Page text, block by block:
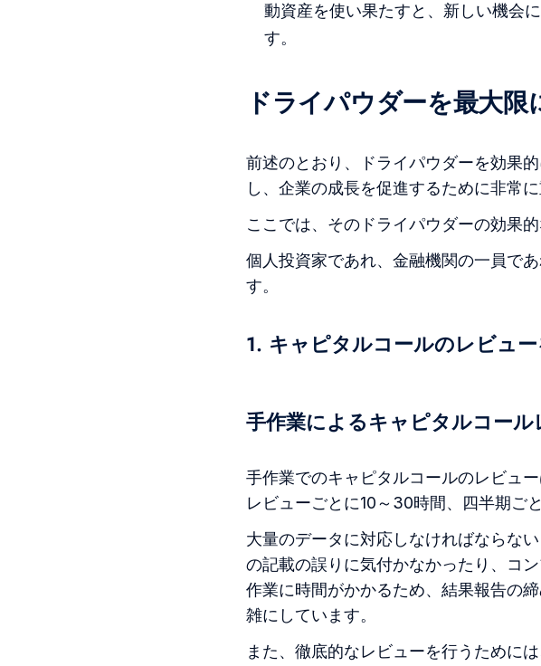
動資産を使い果たすと、新しい機会
す。
ドライパウダーを最大
前述のとおり、ドライパウダーを効果
し、企業の成長を促進するために非常に
ここでは、そのドライパウダーの効果
個人投資家であれ、金融機関の一員で
す。
1. キャピタルコールのレビュ
手作業によるキャピタルコー
手作業でのキャピタルコールのレビュ
レビューごとに10～30時間、四半期ご
大量のデータに対応しなければならな
の記載の誤りに気付かなかったり、コ
作業に時間がかかるため、結果報告の
雑にしています。
また、徹底的なレビューを行うために